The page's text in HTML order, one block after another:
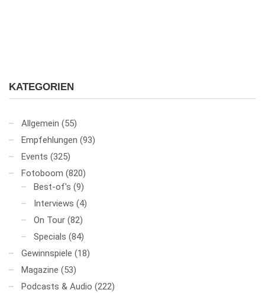
KATEGORIEN
Allgemein (55)
Empfehlungen (93)
Events (325)
Fotoboom (820)
Best-of's (9)
Interviews (4)
On Tour (82)
Specials (84)
Gewinnspiele (18)
Magazine (53)
Podcasts & Audio (222)